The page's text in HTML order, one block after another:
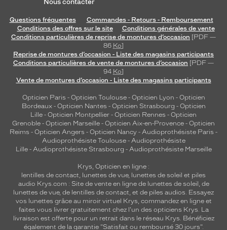
Nous contacter
Questions fréquentes
Commandes - Retours - Remboursement
Conditions des offres sur le site
Conditions générales de vente
Conditions particulières de reprise de montures d’occasion [PDF —
86 Ko]
Reprise de montures d’occasion - Liste des magasins participants
Conditions particulières de vente de montures d’occasion [PDF —
94 Ko]
Vente de montures d’occasion - Liste des magasins participants
Opticien Paris - Opticien Toulouse- Opticien Lyon - Opticien
Bordeaux- Opticien Nantes - Opticien Strasbourg - Opticien
Lille - Opticien Montpellier - Opticien Rennes - Opticien
Grenoble - Opticien Marseille - Opticien Aix-en-Provence - Opticien
Reims - Opticien Angers - Opticien Nancy - Audioprothésiste Paris -
Audioprothésiste Toulouse- Audioprothésiste
Lille- Audioprothésiste Strasbourg - Audioprothésiste Marseille
Krys, Opticien en ligne :
lentilles de contact lunettes de vue, lunettes de soleil et piles
audio Krys.com : Site de vente en ligne de lunettes de soleil, de
lunettes de vue, de lentilles de contact , et de piles audios. Essayez
vos lunettes grâce au miroir virtuel Krys, commandez en ligne et
faites vous livrer gratuitement chez l'un des opticiens Krys. La
livraison est offerte pour un retrait dans le réseau Krys. Bénéficiez
également de la garantie "Satisfait ou remboursé 30 jours".